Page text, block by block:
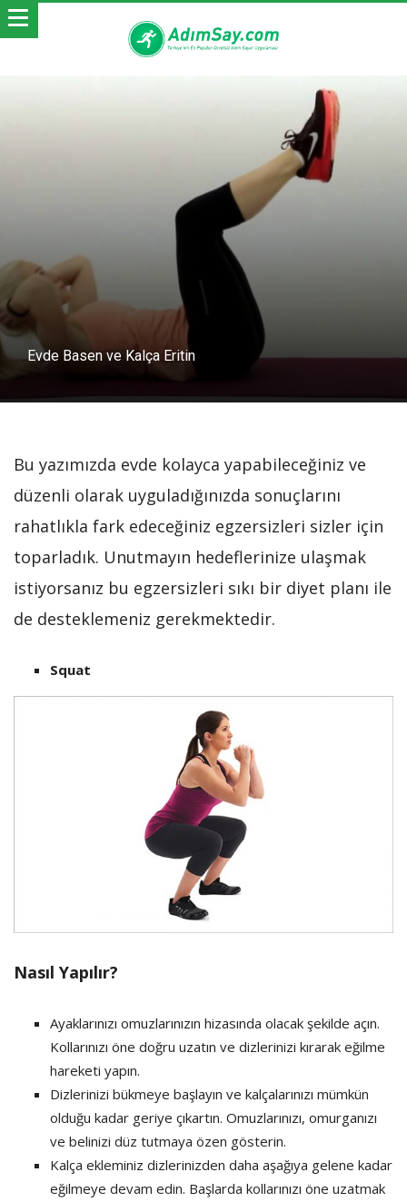
Evde Basen ve Kalça Eritin
Bu yazımızda evde kolayca yapabileceğiniz ve
düzenli olarak uyguladığınızda sonuçlarını
rahatlıkla fark edeceğiniz egzersizleri sizler için
toparladık. Unutmayın hedeflerinize ulaşmak
istiyorsanız bu egzersizleri sıkı bir diyet planı ile
de desteklemeniz gerekmektedir.
Squat
Nasıl Yapılır?
Ayaklarınızı omuzlarınızın hizasında olacak şekilde açın.
Kollarınızı öne doğru uzatın ve dizlerinizi kırarak eğilme
hareketi yapın.
Dizlerinizi bükmeye başlayın ve kalçalarınızı mümkün
olduğu kadar geriye çıkartın. Omuzlarınızı, omurganızı
ve belinizi düz tutmaya özen gösterin.
Kalça ekleminiz dizlerinizden daha aşağıya gelene kadar
eğilmeye devam edin. Başlarda kollarınızı öne uzatmak